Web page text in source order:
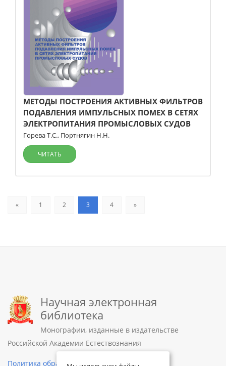
МЕТОДЫ ПОСТРОЕНИЯ АКТИВНЫХ ФИЛЬТРОВ
ПОДАВЛЕНИЯ ИМПУЛЬСНЫХ ПОМЕХ В СЕТЯХ
ЭЛЕКТРОПИТАНИЯ ПРОМЫСЛОВЫХ СУДОВ
Горева Т.С., Портнягин Н.Н.
ЧИТАТЬ
« 1 2 3 4 »
Научная электронная
библиотека
Монографии, изданные в издательстве
Российской Академии Естествознания
Политика обработки персональных данных